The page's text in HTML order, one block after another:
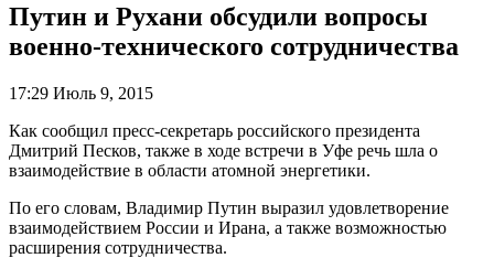
Путин и Рухани обсудили вопросы
военно-технического сотрудничества
17:29 Июль 9, 2015
Как сообщил пресс-секретарь российского президента
Дмитрий Песков, также в ходе встречи в Уфе речь шла о
взаимодействие в области атомной энергетики.
По его словам, Владимир Путин выразил удовлетворение
взаимодействием России и Ирана, а также возможностью
расширения сотрудничества.